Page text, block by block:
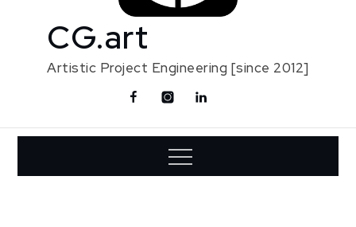
CG.art
Artistic Project Engineering [since 2012]
FacebookInstagramLinkedin